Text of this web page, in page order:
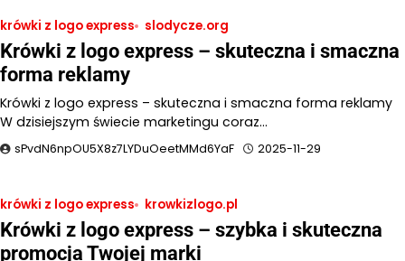
krówki z logo express slodycze.org
Krówki z logo express – skuteczna i smaczna
forma reklamy
Krówki z logo express – skuteczna i smaczna forma reklamy
W dzisiejszym świecie marketingu coraz…
sPvdN6npOU5X8z7LYDuOeetMMd6YaF 2025-11-29
krówki z logo express krowkizlogo.pl
Krówki z logo express – szybka i skuteczna
promocja Twojej marki